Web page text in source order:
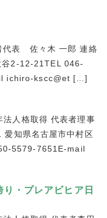
代表 佐々木 一郎 連絡
谷2-12-21TEL 046-
ichiro-kscc@et […]
人格取得 代表者理事
知県名古屋市中村区
5579-7651E-mail
・プレアビヒア日